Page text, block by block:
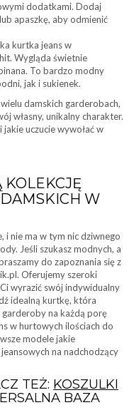
dodatkami. Dodaj
apaszkę, aby odmienić
kurtka jeans w
Wygląda świetnie
To bardzo modny
jak i sukienek.
damskich garderobach,
własny, unikalny charakter.
uczucie wywołać w
W
i nie ma w tym nic dziwnego
Jeśli szukasz modnych, a
do zapoznania się z
Oferujemy szeroki
wyrazić swój indywidualny
idealną kurtkę, która
garderoby na każdą porę
w hurtowych ilościach do
modele jakie
na nadchodzący
TEŻ: KOSZULKI
BAZA